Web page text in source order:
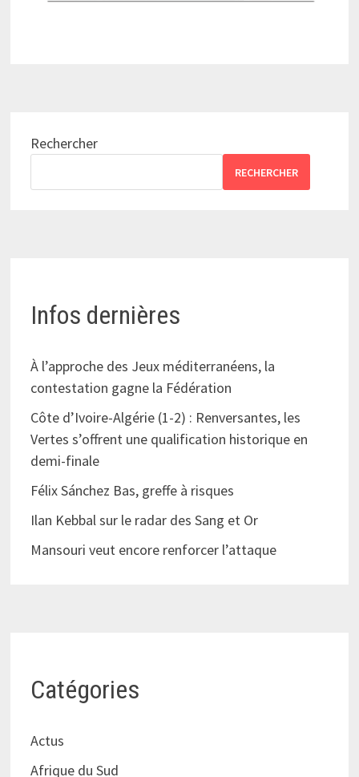
Rechercher
RECHERCHER
Infos dernières
À l’approche des Jeux méditerranéens, la
contestation gagne la Fédération
Côte d’Ivoire-Algérie (1-2) : Renversantes, les
Vertes s’offrent une qualification historique en
demi-finale
Félix Sánchez Bas, greffe à risques
Ilan Kebbal sur le radar des Sang et Or
Mansouri veut encore renforcer l’attaque
Catégories
Actus
Afrique du Sud